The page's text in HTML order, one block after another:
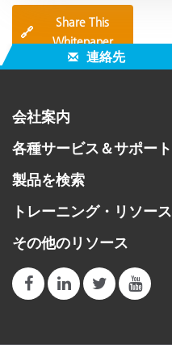
🔗
Share This
Whitepaper
連絡先
会社案内
各種サービス＆サポート
製品を検索
トレーニング・リソース
その他のリソース